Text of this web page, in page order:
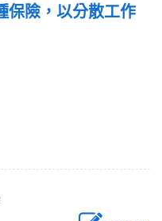
保險，以分散工作